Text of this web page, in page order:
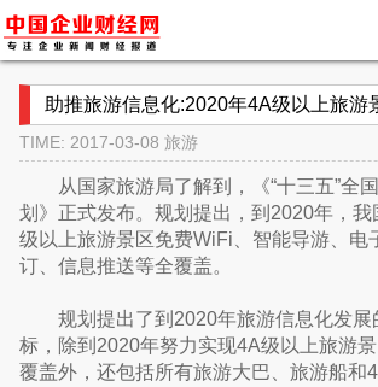
助推旅游信息化:2020年4A级以上旅游
TIME: 2017-03-08 旅游
从国家旅游局了解到，《“十三五”全
划》正式发布。规划提出，到2020年，我
级以上旅游景区免费WiFi、智能导游、电
订、信息推送等全覆盖。
规划提出了到2020年旅游信息化发展
标，除到2020年努力实现4A级以上旅游
覆盖外，还包括所有旅游大巴、旅游船和